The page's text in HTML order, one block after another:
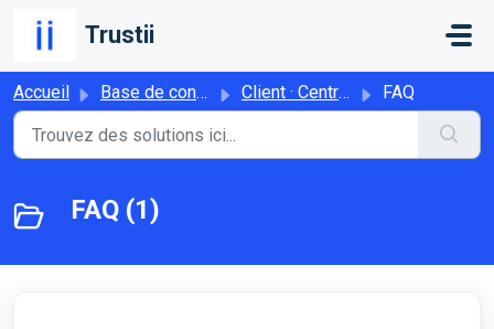
Trustii
Accueil Base de connaissances Client · Centre d'aide FAQ
FAQ (1)